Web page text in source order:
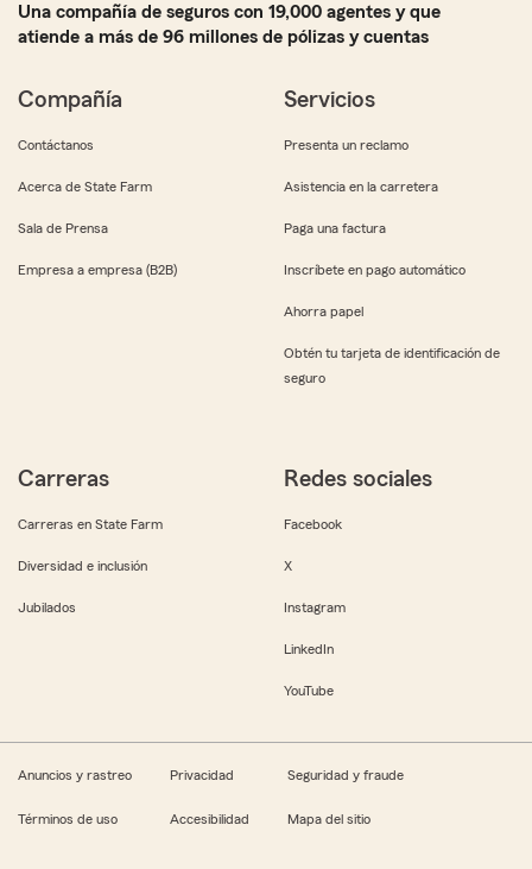
Una compañía de seguros con 19,000 agentes y que
atiende a más de 96 millones de pólizas y cuentas
Compañía
Contáctanos
Acerca de State Farm
Sala de Prensa
Empresa a empresa (B2B)
Servicios
Presenta un reclamo
Asistencia en la carretera
Paga una factura
Inscríbete en pago automático
Ahorra papel
Obtén tu tarjeta de identificación de
seguro
Carreras
Carreras en State Farm
Diversidad e inclusión
Jubilados
Redes sociales
Facebook
X
Instagram
LinkedIn
YouTube
Anuncios y rastreo Privacidad Seguridad y fraude
Términos de uso Accesibilidad Mapa del sitio